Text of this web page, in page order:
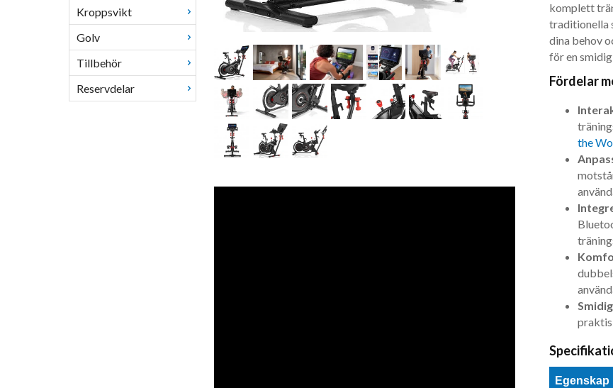
Kroppsvikt
Golv
Tillbehör
Reservdelar
komplett
traditionella
dina behov
för en
Fördelar
the
Egenskap